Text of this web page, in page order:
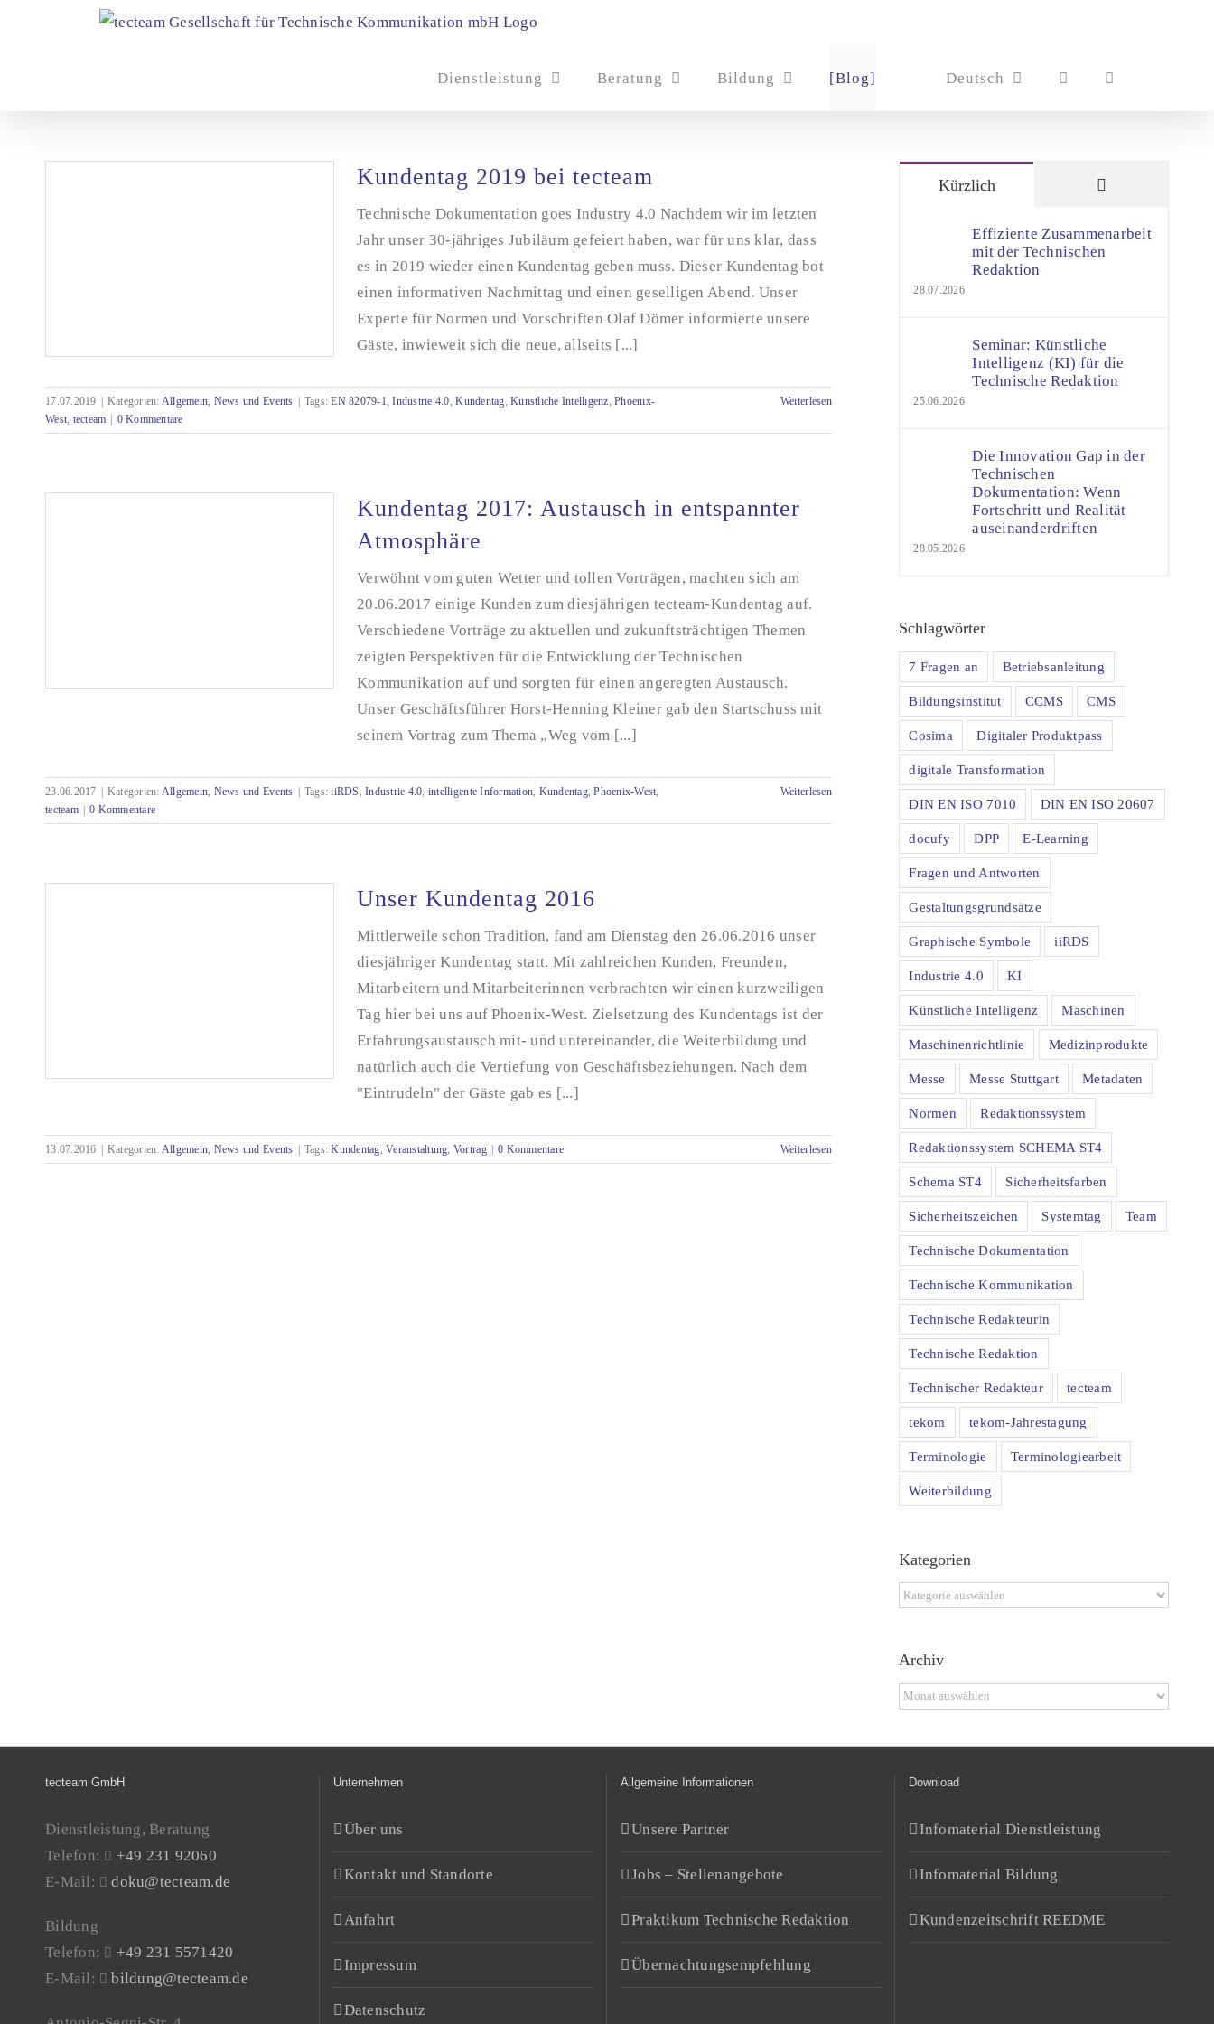
Dienstleistung Beratung Bildung [Blog] Deutsch
Kundentag 2019 bei tecteam
Technische Dokumentation goes Industry 4.0 Nachdem wir im letzten
Jahr unser 30-jähriges Jubiläum gefeiert haben, war für uns klar, dass
es in 2019 wieder einen Kundentag geben muss. Dieser Kundentag bot
einen informativen Nachmittag und einen geselligen Abend. Unser
Experte für Normen und Vorschriften Olaf Dömer informierte unsere
Gäste, inwieweit sich die neue, allseits [...]
17.07.2019 Kategorien: Allgemein, News und Events Tags:EN 82079-1,Industrie 4.0,Kundentag,Künstliche Intelligenz,Phoenix-
West, tecteam 0 Kommentare
Weiterlesen
Kundentag 2017: Austausch in entspannter
Atmosphäre
Kundentag 2017: Austausch in entspannter
Atmosphäre
Verwöhnt vom guten Wetter und tollen Vorträgen, machten sich am
20.06.2017 einige Kunden zum diesjährigen tecteam-Kundentag auf.
Verschiedene Vorträge zu aktuellen und zukunftsträchtigen Themen
zeigten Perspektiven für die Entwicklung der Technischen
Kommunikation auf und sorgten für einen angeregten Austausch.
Unser Geschäftsführer Horst-Henning Kleiner gab den Startschuss mit
seinem Vortrag zum Thema „Weg vom [...]
23.06.2017 Kategorien: Allgemein, News und Events Tags:iiRDS,Industrie 4.0, intelligente Information, Kundentag,Phoenix-West,
tecteam
0 Kommentare
Weiterlesen
Unser Kundentag 2016
Mittlerweile schon Tradition, fand am Dienstag den 26.06.2016 unser
diesjähriger Kundentag statt. Mit zahlreichen Kunden, Freunden,
Mitarbeitern und Mitarbeiterinnen verbrachten wir einen kurzweiligen
Tag hier bei uns auf Phoenix-West. Zielsetzung des Kundentags ist der
Erfahrungsaustausch mit- und untereinander, die Weiterbildung und
natürlich auch die Vertiefung von Geschäftsbeziehungen. Nach dem
"Eintrudeln" der Gäste gab es [...]
13.07.2016 Kategorien: Allgemein, News und Events Tags:Kundentag,Veranstaltung, Vortrag 0 Kommentare Weiterlesen
Kürzlich
Effiziente Zusammenarbeit
mit der Technischen
Redaktion
28.07.2026
Seminar: Künstliche
Intelligenz (KI) für die
Technische Redaktion
25.06.2026
Die Innovation Gap in der
Technischen
Dokumentation: Wenn
Fortschritt und Realität
auseinanderdriften
28.05.2026
Schlagwörter
7 Fragen an Betriebsanleitung
Bildungsinstitut CCMS CMS
Cosima Digitaler Produktpass
digitale Transformation
DIN EN ISO 7010 DIN EN ISO 20607
docufy DPP E-Learning
Fragen und Antworten
Gestaltungsgrundsätze
Graphische Symbole iiRDS
Industrie 4.0 KI
Künstliche Intelligenz Maschinen
Maschinenrichtlinie Medizinprodukte
Messe Messe Stuttgart Metadaten
Normen Redaktionssystem
Redaktionssystem SCHEMA ST4
Schema ST4 Sicherheitsfarben
Sicherheitszeichen Systemtag Team
Technische Dokumentation
Technische Kommunikation
Technische Redakteurin
Technische Redaktion
Technischer Redakteur tecteam
tekom tekom-Jahrestagung
Terminologie Terminologiearbeit
Weiterbildung
Kategorien
Kategorien
Archiv
Archiv
tecteam GmbH
Dienstleistung, Beratung
Telefon:
+49 231 92060
E-Mail:
doku@tecteam.de
Bildung
Telefon:
+49 231 5571420
E-Mail:
bildung@tecteam.de
Unternehmen
Über uns
Kontakt und Standorte
Anfahrt
Impressum
Datenschutz
Allgemeine Informationen
Unsere Partner
Jobs – Stellenangebote
Praktikum Technische Redaktion
Übernachtungsempfehlung
Download
Infomaterial Dienstleistung
Infomaterial Bildung
Kundenzeitschrift REEDME